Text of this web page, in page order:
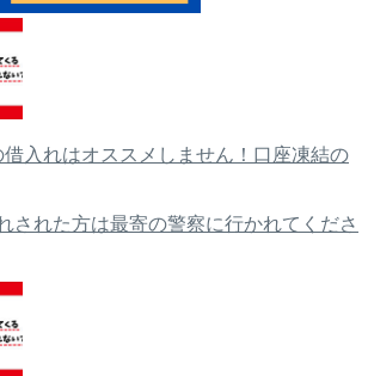
借入れはオススメしません！口座凍結の
された方は最寄の警察に行かれてくださ